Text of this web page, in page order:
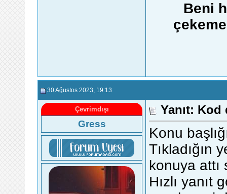
Beni
30 Ağustos 2023 , 19:13
Çevrimdışı
Gress
Yanıt: Kod
Konu
Tıkladığın
konuya attı
Hızlı yanıt